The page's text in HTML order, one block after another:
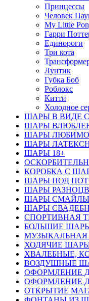
Принцессы
Человек
My Little
Гарри
Единороги
Три кота
Лунтик
Губка Боб
Роблокс
Китти
Холодное
ШАРЫ В ВИДЕ
ШАРЫ
ШАРЫ
ШАРЫ
ШАРЫ 18+
КОРОБКА С
ШАРЫ ПОД
ШАРЫ
ШАРЫ СМАЙЛЫ
ШАРЫ
СПОРТИВНАЯ
БОЛЬШИЕ
МУЗЫКАЛЬНАЯ
ХОДЯЧИЕ
ХВАЛЕБНЫЕ,
ВОЗДУШНЫЕ
ОФОРМЛЕНИЕ
ОФОРМЛЕНИЕ
ОТКРЫТИЕ